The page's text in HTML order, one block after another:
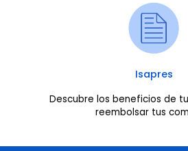
Isapres
Descubre los beneficios de tu
reembolsar tus